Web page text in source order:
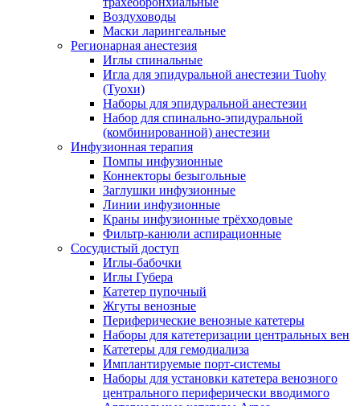
Воздуховоды
Маски ларингеальные
Регионарная анестезия
Иглы спинальные
Игла для эпидуральной анестезии Tuohy
(Туохи)
Наборы для эпидуральной анестезии
Набор для спинально-эпидуральной
(комбинированной) анестезии
Инфузионная терапия
Помпы инфузионные
Коннекторы безыгольные
Заглушки инфузионные
Линии инфузионные
Краны инфузионные трёхходовые
Фильтр-канюли аспирационные
Сосудистый доступ
Иглы-бабочки
Иглы Губера
Катетер пупочный
Жгуты венозные
Периферические венозные катетеры
Наборы для катетеризации центральных вен
Катетеры для гемодиализа
Имплантируемые порт‑системы
Наборы для установки катетера венозного
центрального периферически вводимого